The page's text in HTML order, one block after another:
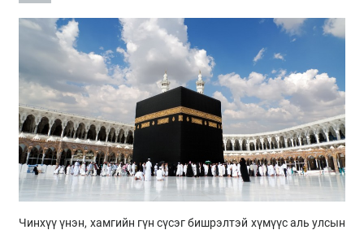
Чинхүү үнэн, хамгийн гүн сүсэг бишрэлтэй хүмүүс аль улсын